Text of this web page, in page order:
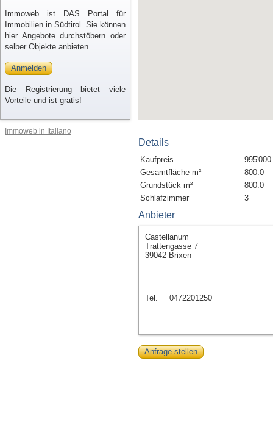
Immoweb ist DAS Portal für
Immobilien in Südtirol. Sie können
hier Angebote durchstöbern oder
selber Objekte anbieten.
Anmelden
Die Registrierung bietet viele
Vorteile und ist gratis!
Immoweb in Italiano
Details
Kaufpreis
995'000
Gesamtfläche m²
800.0
Grundstück m²
800.0
Schlafzimmer
3
Anbieter
Castellanum
Trattengasse 7
39042 Brixen
Tel. 0472201250
Anfrage stellen